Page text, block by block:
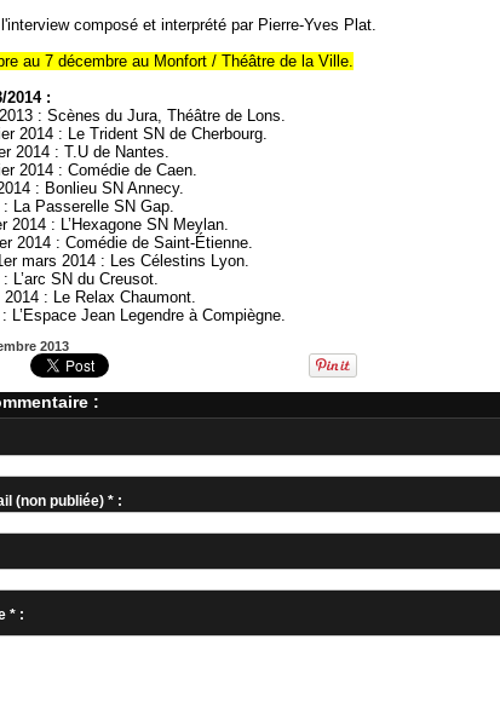
composé et interprété par Pierre-Yves Plat.
au 7 décembre au Monfort / Théâtre de la Ville.
2014 :
: Scènes du Jura, Théâtre de Lons.
2014 : Le Trident SN de Cherbourg.
2014 : T.U de Nantes.
2014 : Comédie de Caen.
: Bonlieu SN Annecy.
La Passerelle SN Gap.
2014 : L’Hexagone SN Meylan.
2014 : Comédie de Saint-Étienne.
mars 2014 : Les Célestins Lyon.
L’arc SN du Creusot.
: Le Relax Chaumont.
L’Espace Jean Legendre à Compiègne.
2013
:
(non publiée) * :
* :